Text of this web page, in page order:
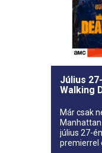
Július
Walking
Már csak
július 27-
premierrel